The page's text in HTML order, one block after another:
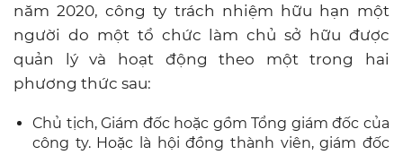
năm 2020, công ty trách nhiệm hữu hạn một
người do một tổ chức làm chủ sở hữu được
quản lý và hoạt động theo một trong hai
phương thức sau:
Chủ tịch, Giám đốc hoặc gồm Tổng giám đốc của
công ty. Hoặc là hội đồng thành viên, giám đốc